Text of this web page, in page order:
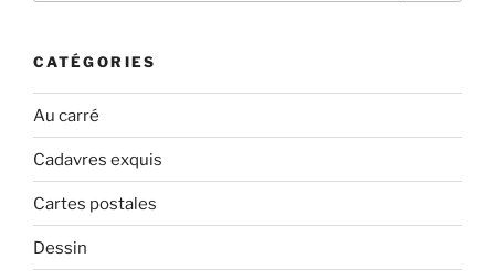
CATÉGORIES
Au carré
Cadavres exquis
Cartes postales
Dessin